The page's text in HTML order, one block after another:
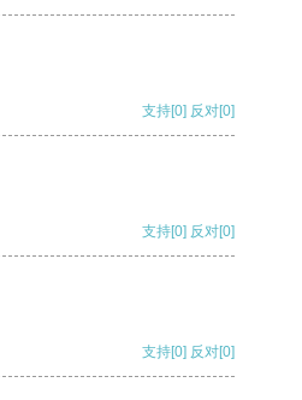
支持[0] 反对[0]
支持[0] 反对[0]
支持[0] 反对[0]